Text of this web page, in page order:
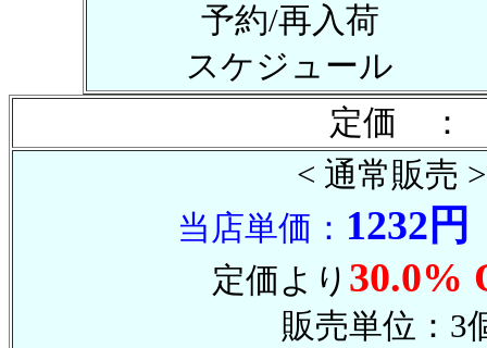
予約/再入荷
スケジュール
定価 ：
< 通常販売 >
当店単価： 1232円
定価より 30.0%
販売単位：3